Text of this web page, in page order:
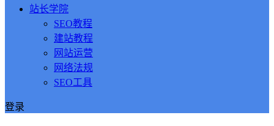
站长学院
SEO教程
建站教程
网站运营
网络法规
SEO工具
登录